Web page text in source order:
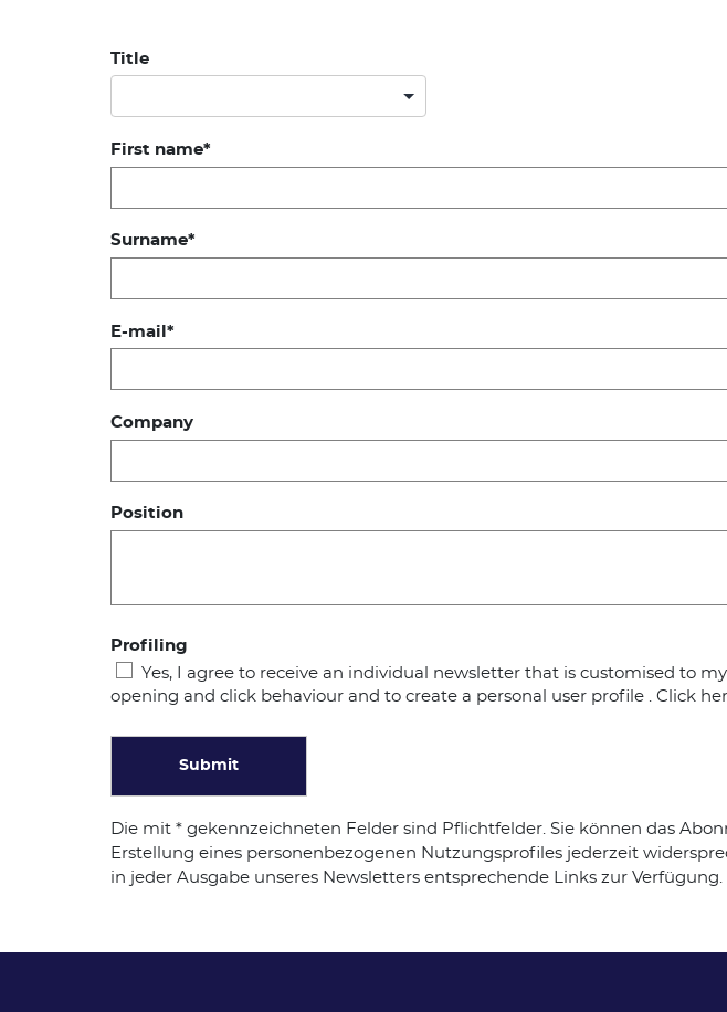
Title
First name
Surname
E-mail
Company
Position
Profiling
Yes, I agree to receive an individual newsletter that is customised to
opening and click behaviour and to create a personal user profile . Click
Submit
Die mit * gekennzeichneten Felder sind Pflichtfelder. Sie können das
Erstellung eines personenbezogenen Nutzungsprofiles jederzeit
in jeder Ausgabe unseres Newsletters entsprechende Links zur